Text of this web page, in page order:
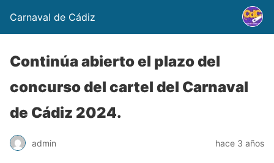
Carnaval de Cádiz
Continúa abierto el plazo del
concurso del cartel del Carnaval
de Cádiz 2024.
admin hace 3 años